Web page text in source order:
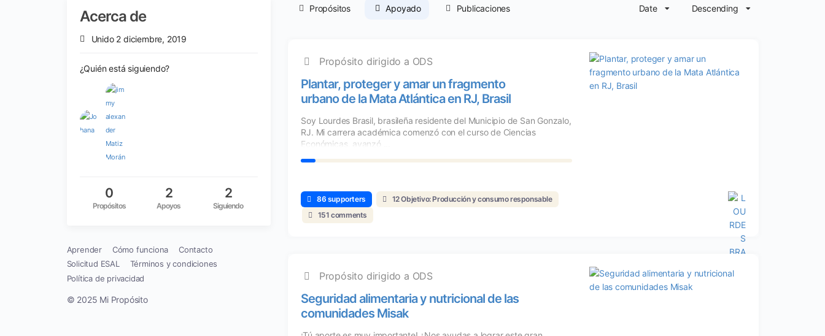
Acerca de
Unido 2 diciembre, 2019
¿Quién está siguiendo?
0
Propósitos
2
Apoyos
2
Siguiendo
Aprender Cómo funciona
Contacto
Solicitud ESAL
Términos y condiciones
Política de privacidad
© 2025 Mi Propósito
Propósitos Apoyado Publicaciones Date Descending
Propósito dirigido a ODS
Plantar, proteger y amar un fragmento
urbano de la Mata Atlántica en RJ, Brasil
Soy Lourdes Brasil, brasileña residente del Municipio de San Gonzalo,
RJ. Mi carrera académica comenzó con el curso de Ciencias
Económicas, avanzó ...
86 supporters
12 Objetivo: Producción y consumo responsable
151 comments
Propósito dirigido a ODS
Seguridad alimentaria y nutricional de las
comunidades Misak